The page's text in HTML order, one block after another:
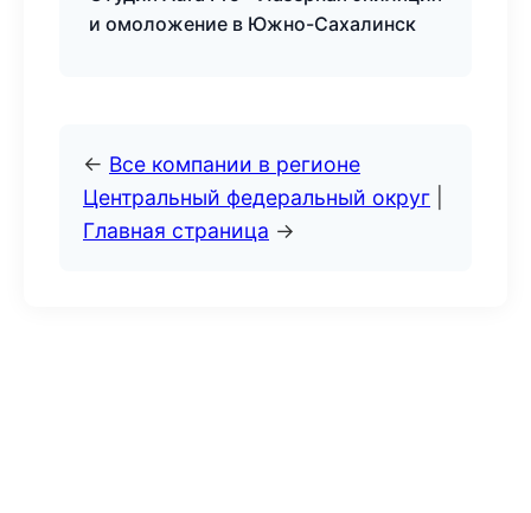
и омоложение в Южно-Сахалинск
← Все компании в регионе
Центральный федеральный округ
Главная страница →